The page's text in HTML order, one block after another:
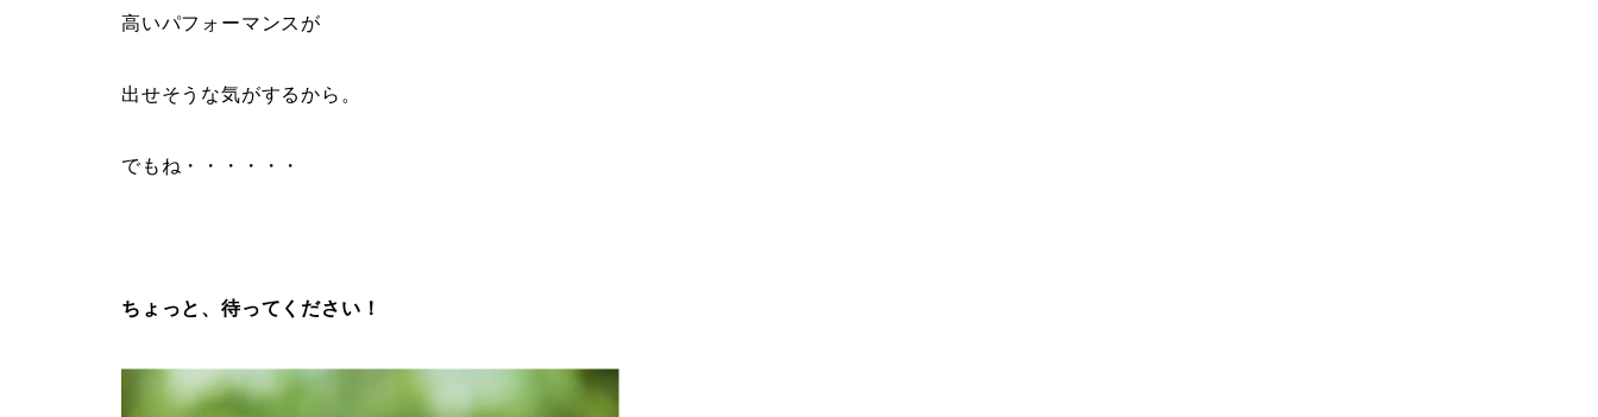
高いパフォーマンスが
出せそうな気がするから。
でもね・・・・・・
ちょっと、待ってください！